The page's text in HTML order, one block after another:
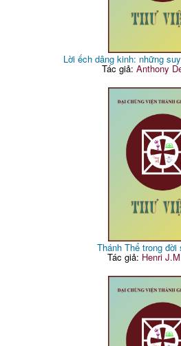
Lời ếch dâng kinh: những
Tác giả: Anthony
Thánh Thể trong đời
Tác giả: Henri